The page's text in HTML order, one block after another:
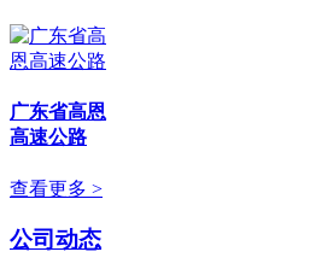
广东省高恩
高速公路
查看更多 >
公司动态